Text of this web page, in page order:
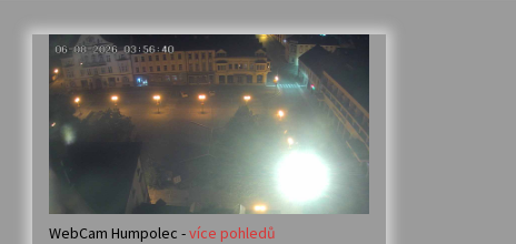
Veselí muzikanti
30. 7. 2026
Votavžatský ploty
23. 7. 2026
WebCam Humpolec -více pohledů